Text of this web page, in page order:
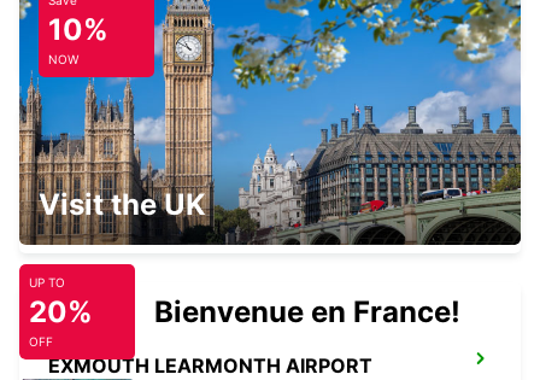
KARRATHA AIRPORT
KARRATHA - AUSTRALIA
ONSLOW CITY
ONSLOW - AUSTRALIA
EXMOUTH LEARMONTH AIRPORT
10%
NOW
Visit the UK
UP TO
20%
OFF
Bienvenue en France!